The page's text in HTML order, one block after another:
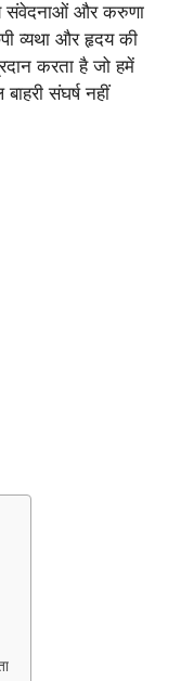
संवेदनाओं और करुणा
व्यथा और हृदय की
करता है जो हमें
संघर्ष नहीं